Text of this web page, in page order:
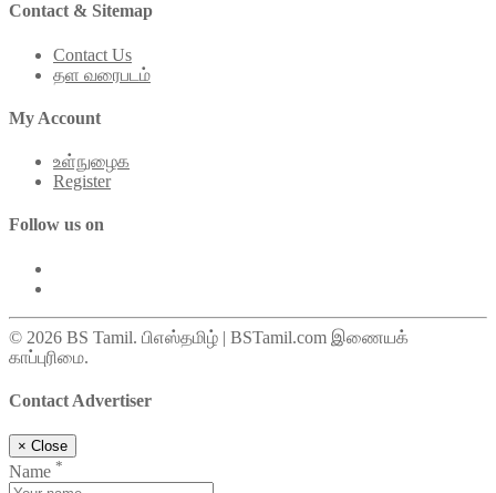
Contact & Sitemap
Contact Us
தள வரைபடம்
My Account
உள்நுழைக
Register
Follow us on
© 2026 BS Tamil. பிஎஸ்தமிழ் | BSTamil.com இணையக்
காப்புரிமை.
Contact Advertiser
× Close
Name *